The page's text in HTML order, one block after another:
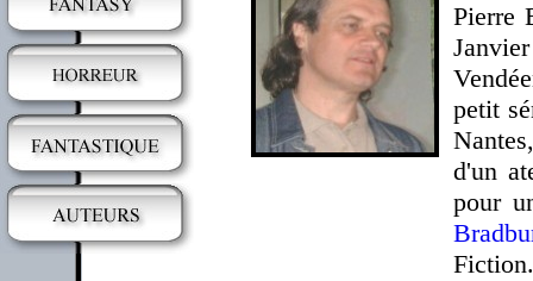
Pierre
petit
d'un
pour
Fiction.